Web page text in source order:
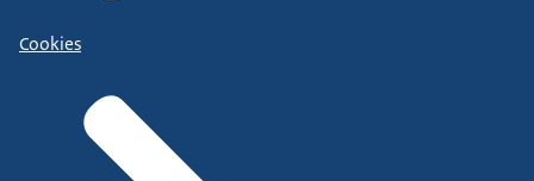
Cookies